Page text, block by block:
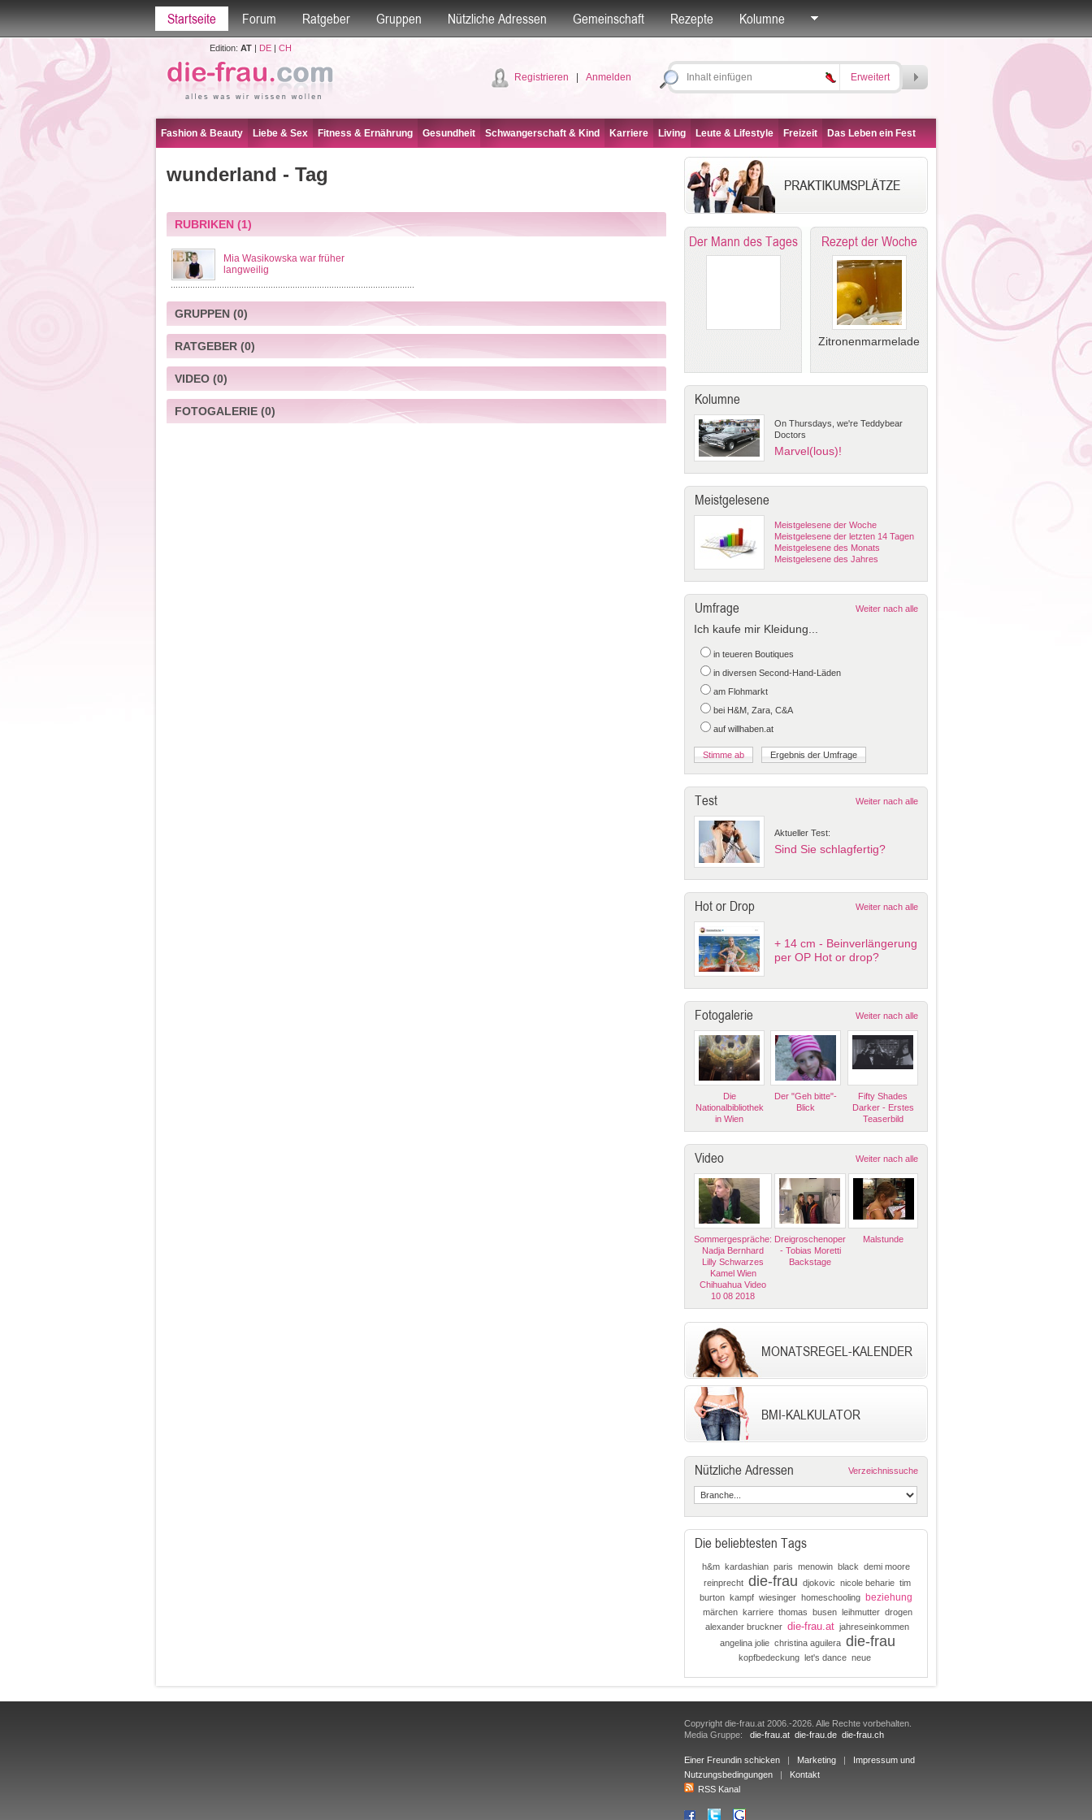
Startseite Forum Ratgeber Gruppen Nützliche Adressen Gemeinschaft Rezepte Kolumne
Edition: AT| DE| CH
Registrieren Anmelden Erweitert
Fashion & Beauty Liebe & Sex Fitness & Ernährung Gesundheit Schwangerschaft & Kind Karriere Living Leute & Lifestyle Freizeit Das Leben ein Fest
wunderland - Tag
RUBRIKEN(1)
Mia Wasikowska war früher
langweilig
GRUPPEN(0)
RATGEBER(0)
VIDEO(0)
FOTOGALERIE(0)
Der Mann des Tages Rezept der Woche
Zitronenmarmelade
Kolumne
On Thursdays, we're Teddybear
Doctors
Marvel(lous)!
Meistgelesene
Meistgelesene der Woche
Meistgelesene der letzten 14 Tagen
Meistgelesene des Monats
Meistgelesene des Jahres
Umfrage Weiter nach alle
Ich kaufe mir Kleidung...
in teueren Boutiques
in diversen Second-Hand-Läden
am Flohmarkt
bei H&M, Zara, C&A
auf willhaben.at
Test Weiter nach alle
Aktueller Test:
Sind Sie schlagfertig?
Hot or Drop Weiter nach alle
+ 14 cm - Beinverlängerung
per OP Hot or drop?
Fotogalerie Weiter nach alle
Die
Nationalbibliothek
in Wien
Der "Geh bitte"-
Blick
Fifty Shades
Darker - Erstes
Teaserbild
Video Weiter nach alle
Sommergespräche:
Nadja Bernhard
Lilly Schwarzes
Kamel Wien
Chihuahua Video
10 08 2018
Dreigroschenoper
- Tobias Moretti
Backstage
Malstunde
MONATSREGEL-KALENDER
BMI-KALKULATOR
Nützliche Adressen Verzeichnissuche
Die beliebtesten Tags
h&m kardashian paris menowin black demi moore
reinprecht die-frau djokovic nicole beharie tim
burton kampf wiesinger homeschooling beziehung
märchen karriere thomas busen leihmutter drogen
alexander bruckner die-frau.at jahreseinkommen
angelina jolie christina aguilera die-frau
kopfbedeckung let's dance neue
Copyright die-frau.at 2006.-2026. Alle Rechte vorbehalten.
Media Gruppe: die-frau.at die-frau.de die-frau.ch
Einer Freundin schicken | Marketing | Impressum und
Nutzungsbedingungen | Kontakt
RSS Kanal